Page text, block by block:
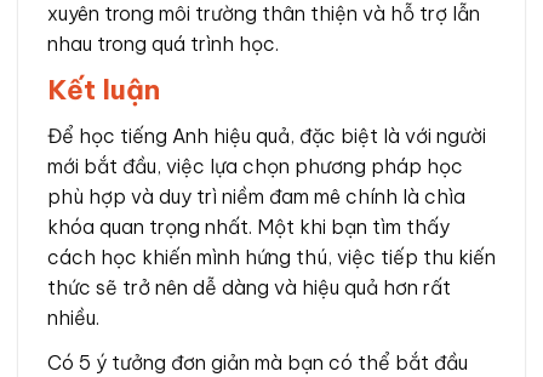
xuyên trong môi trường thân thiện và hỗ trợ lẫn
nhau trong quá trình học.
Kết luận
Để học tiếng Anh hiệu quả, đặc biệt là với người
mới bắt đầu, việc lựa chọn phương pháp học
phù hợp và duy trì niềm đam mê chính là chìa
khóa quan trọng nhất. Một khi bạn tìm thấy
cách học khiến mình hứng thú, việc tiếp thu kiến
thức sẽ trở nên dễ dàng và hiệu quả hơn rất
nhiều.
Có 5 ý tưởng đơn giản mà bạn có thể bắt đầu